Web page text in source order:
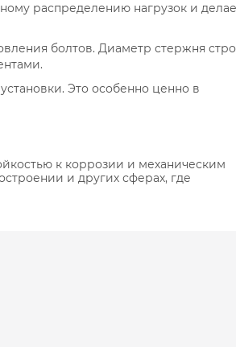
распределению нагрузок и
болтов. Диаметр стержня
Это особенно ценно в
к коррозии и механическим
и других сферах, где